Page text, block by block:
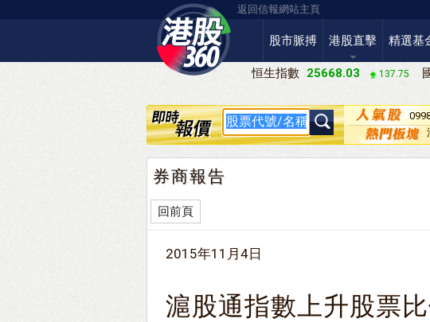
返回信報網站主頁
股市脈搏 港股直擊 精選基
恒生指數 25668.03 137.75
－Ｗ
券商報告
回前頁
2015年11月4日
滬股通指數上升股票